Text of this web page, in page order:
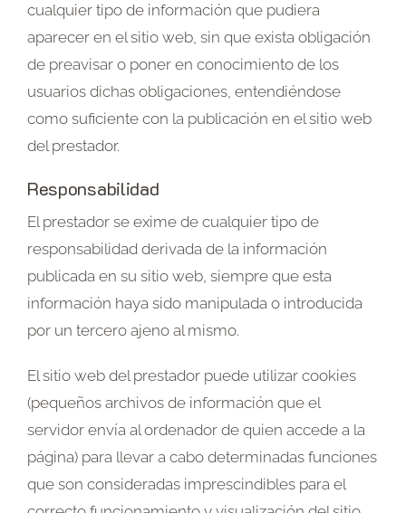
cualquier tipo de información que pudiera
aparecer en el sitio web, sin que exista obligación
de preavisar o poner en conocimiento de los
usuarios dichas obligaciones, entendiéndose
como suficiente con la publicación en el sitio web
del prestador.
Responsabilidad
El prestador se exime de cualquier tipo de
responsabilidad derivada de la información
publicada en su sitio web, siempre que esta
información haya sido manipulada o introducida
por un tercero ajeno al mismo.
El sitio web del prestador puede utilizar cookies
(pequeños archivos de información que el
servidor envía al ordenador de quien accede a la
página) para llevar a cabo determinadas funciones
que son consideradas imprescindibles para el